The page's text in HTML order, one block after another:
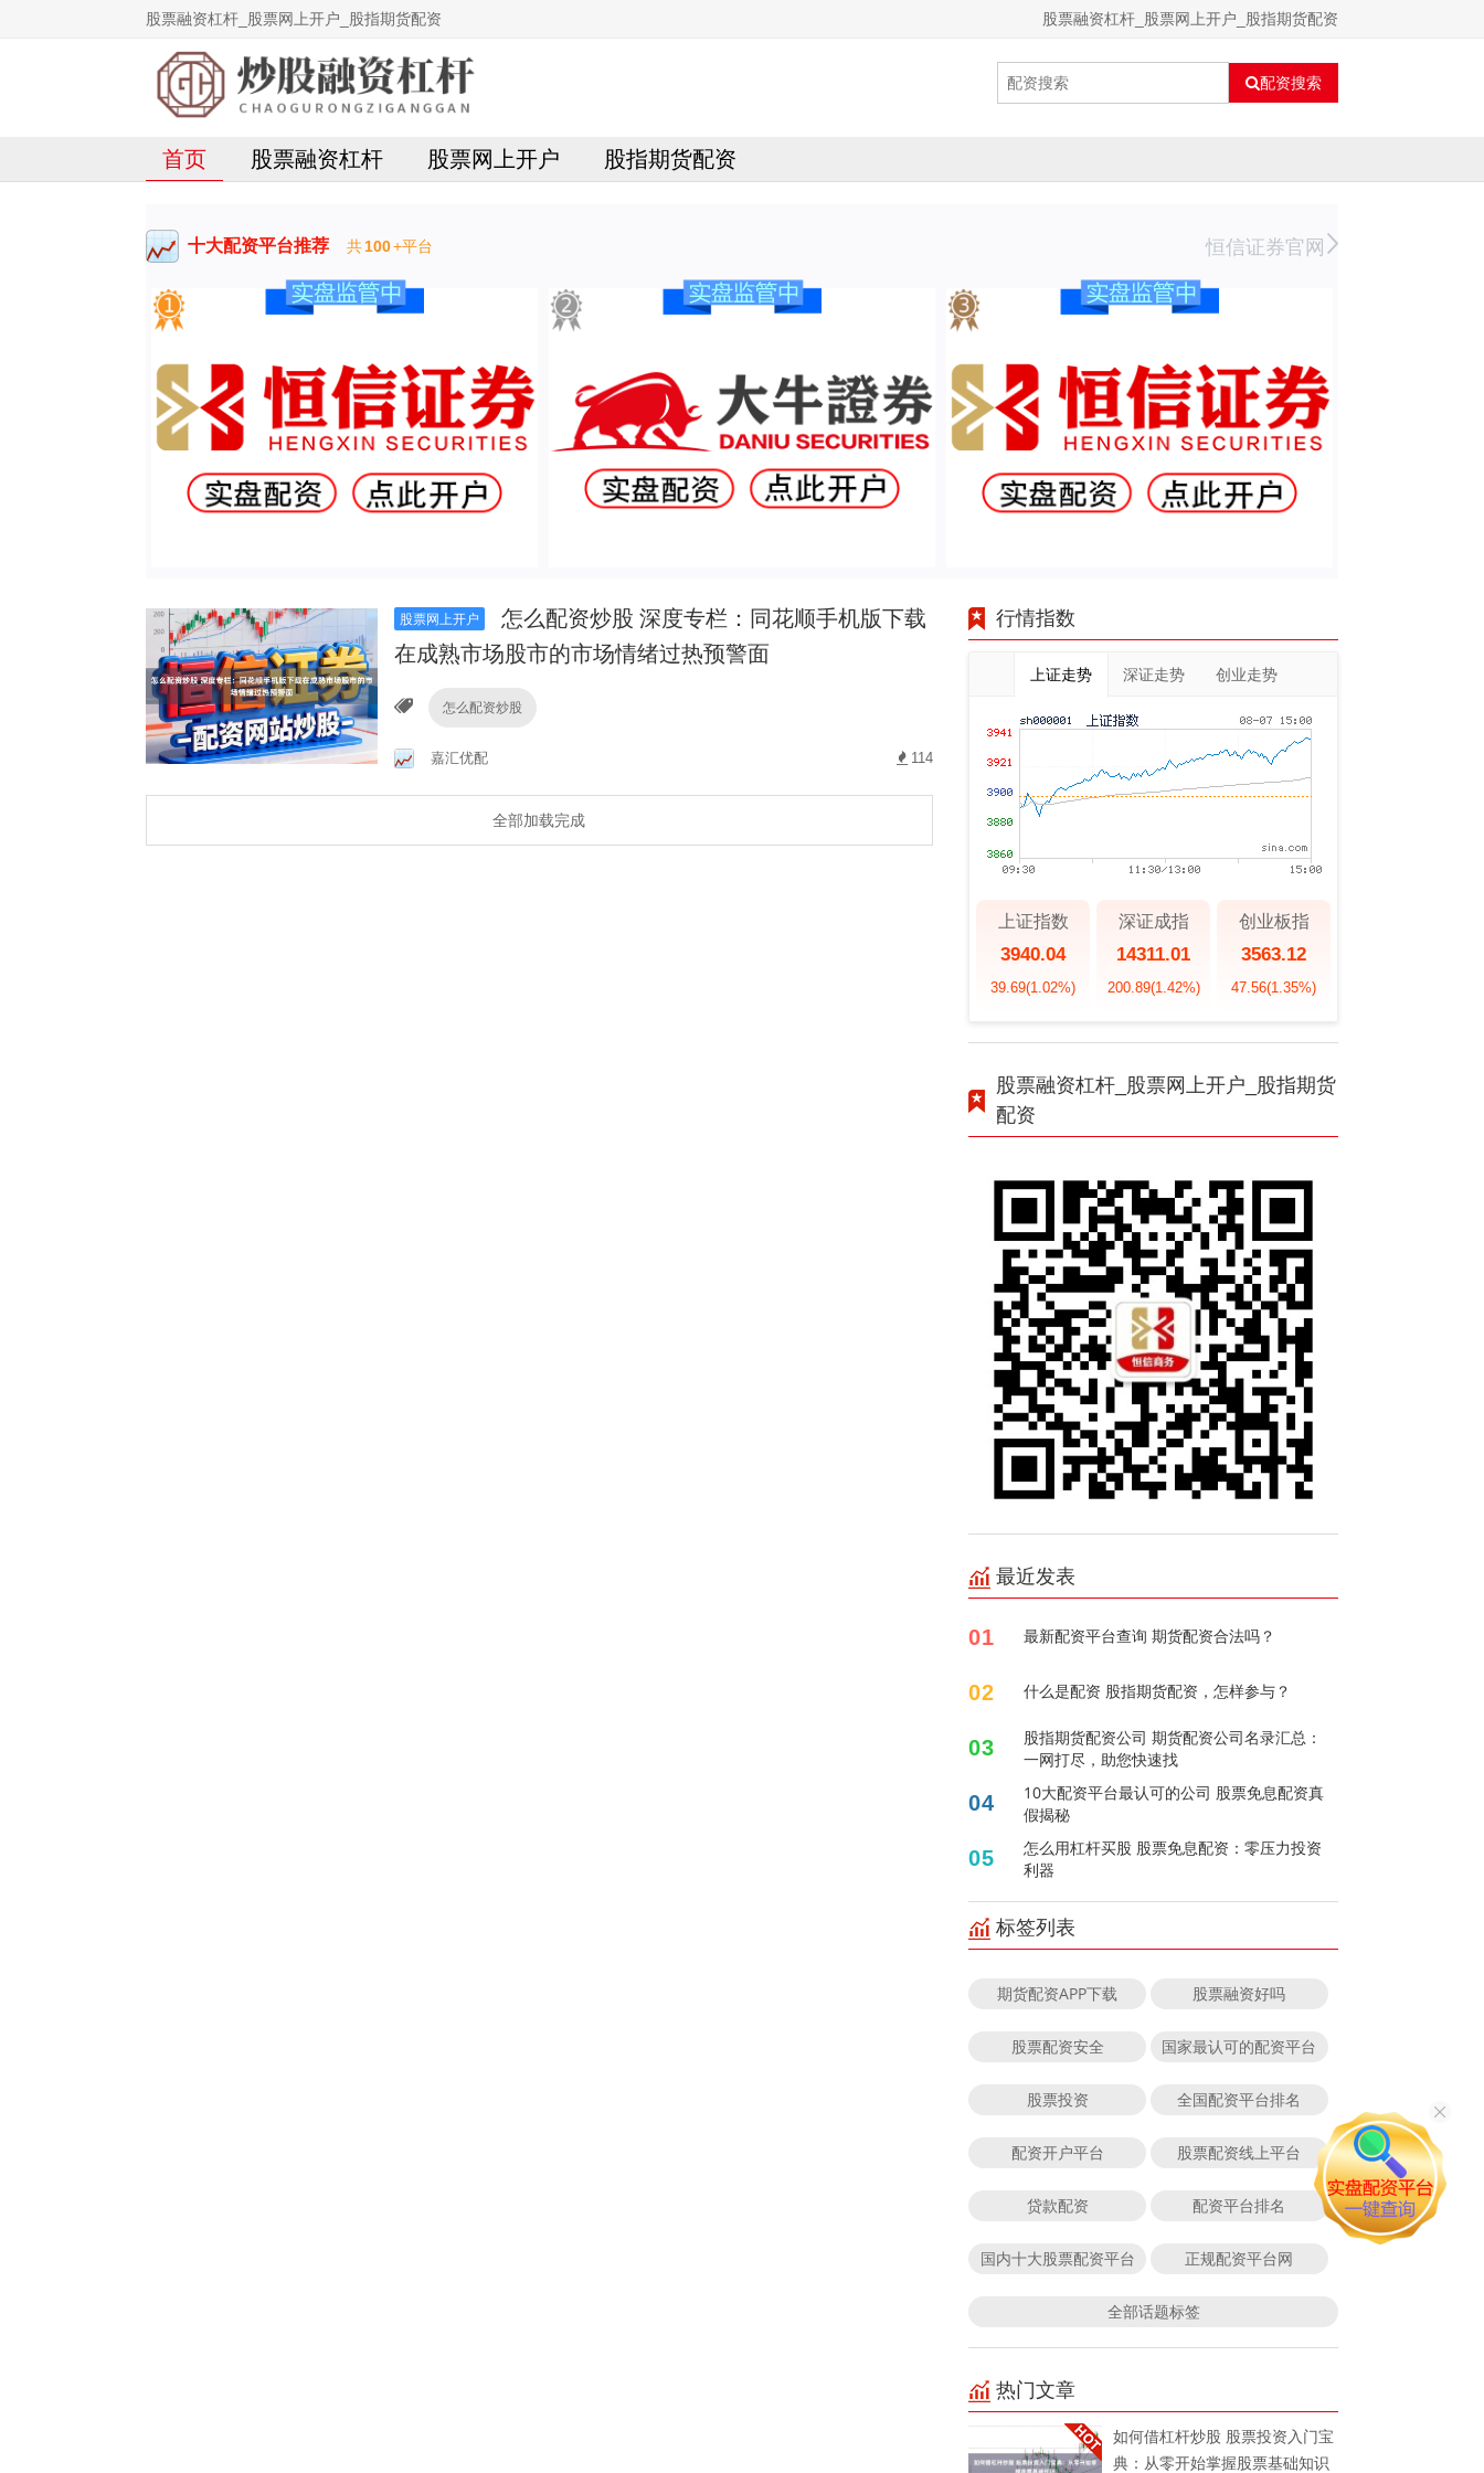
股票融资杠杆_股票网上开户_股指期货配资 股票融资杠杆_股票网上开户_股指期货配资
配资搜索
首页 股票融资杠杆 股票网上开户 股指期货配资
十大配资平台推荐 共100+平台 恒信证券官网
股票网上开户
怎么配资炒股 深度专栏：同花顺手机版下载
在成熟市场股市的市场情绪过热预警面
怎么配资炒股
嘉汇优配 114
全部加载完成
行情指数
上证走势 深证走势 创业走势
上证指数
3940.04
39.69(1.02%)
深证成指
14311.01
200.89(1.42%)
创业板指
3563.12
47.56(1.35%)
股票融资杠杆_股票网上开户_股指期货
配资
最近发表
01 最新配资平台查询 期货配资合法吗？
02 什么是配资 股指期货配资，怎样参与？
03
股指期货配资公司 期货配资公司名录汇总：
一网打尽，助您快速找
04
10大配资平台最认可的公司 股票免息配资真
假揭秘
05
怎么用杠杆买股 股票免息配资：零压力投资
利器
标签列表
期货配资APP下载 股票融资好吗
股票配资安全 国家最认可的配资平台
股票投资 全国配资平台排名
配资开户平台 股票配资线上平台
贷款配资 配资平台排名
国内十大股票配资平台 正规配资平台网
全部话题标签
热门文章
如何借杠杆炒股 股票投资入门宝
典：从零开始掌握股票基础知识